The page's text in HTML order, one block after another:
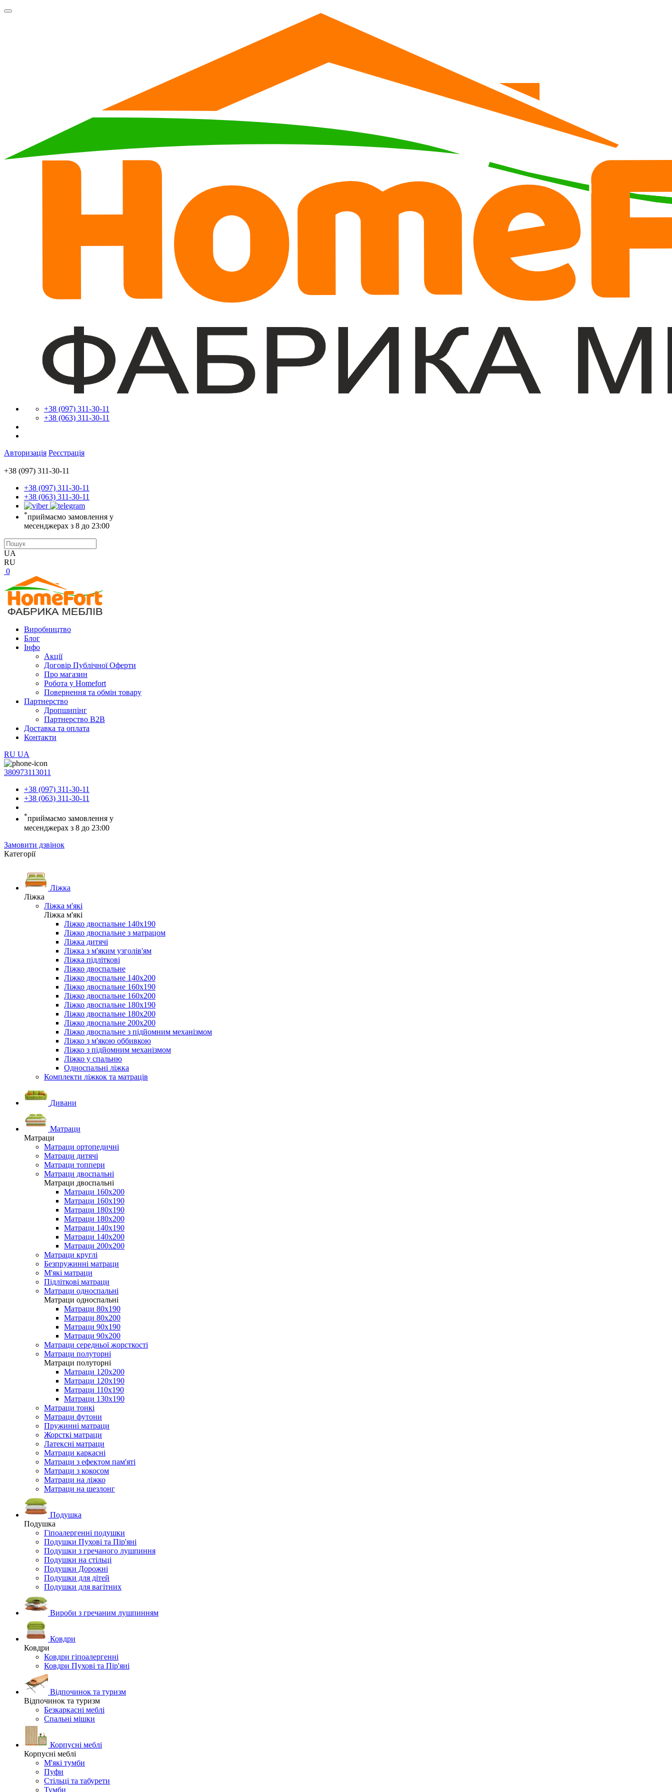
+38 (097) 311-30-11
+38 (063) 311-30-11
Авторизація Реєстрація
+38 (097) 311-30-11
+38 (097) 311-30-11
+38 (063) 311-30-11
*приймаємо замовлення у
месенджерах з 8 до 23:00
UA
RU
0
Виробництво
Блог
Інфо
Акції
Договір Публічної Оферти
Про магазин
Робота у Homefort
Повернення та обмін товару
Партнерство
Дропшипінг
Партнерство B2B
Доставка та оплата
Контакти
RU UA
380973113011
+38 (097) 311-30-11
+38 (063) 311-30-11
*приймаємо замовлення у
месенджерах з 8 до 23:00
Замовити дзвінок
Категорії
Ліжка
Ліжка
Ліжка м'які
Ліжка м'які
Ліжко двоспальне 140х190
Ліжко двоспальне з матрацом
Ліжка дитячі
Ліжка з м'яким узголів'ям
Ліжка підліткові
Ліжко двоспальне
Ліжко двоспальне 140х200
Ліжко двоспальне 160х190
Ліжко двоспальне 160х200
Ліжко двоспальне 180х190
Ліжко двоспальне 180х200
Ліжко двоспальне 200х200
Ліжко двоспальне з підйомним механізмом
Ліжко з м'якою оббивкою
Ліжко з підйомним механізмом
Ліжко у спальню
Односпальні ліжка
Комплекти ліжкок та матраців
Дивани
Матраци
Матраци
Матраци ортопедичні
Матраци дитячі
Матраци топпери
Матраци двоспальні
Матраци двоспальні
Матраци 160х200
Матраци 160х190
Матраци 180х190
Матраци 180х200
Матраци 140х190
Матраци 140х200
Матраци 200х200
Матраци круглі
Безпружинні матраци
М'які матраци
Підліткові матраци
Матраци односпальні
Матраци односпальні
Матраци 80х190
Матраци 80х200
Матраци 90х190
Матраци 90х200
Матраци середньої жорсткості
Матраци полуторні
Матраци полуторні
Матраци 120х200
Матраци 120х190
Матраци 110х190
Матраци 130х190
Матраци тонкі
Матраци футони
Пружинні матраци
Жорсткі матраци
Латексні матраци
Матраци каркасні
Матраци з ефектом пам'яті
Матраци з кокосом
Матраци на ліжко
Матраци на шезлонг
Подушка
Подушка
Гіпоалергенні подушки
Подушки Пухові та Пір'яні
Подушки з гречаного лушпиння
Подушки на стільці
Подушки Дорожні
Подушки для дітей
Подушки для вагітних
Вироби з гречаним лушпинням
Ковдри
Ковдри
Ковдри гіпоалергенні
Ковдри Пухові та Пір'яні
Відпочинок та туризм
Відпочинок та туризм
Безкаркасні меблі
Спальні мішки
Корпусні меблі
Корпусні меблі
М'які тумби
Пуфи
Стільці та табурети
Тумби